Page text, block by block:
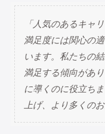
「人気のあるキャ
満足度には関心の
います。私たちの
満足する傾向があ
に導くのに役立ち
上げ、より多くの